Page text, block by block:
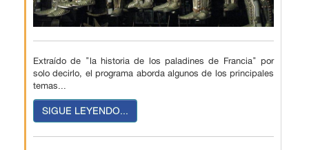
Extraído de "la historia de los paladines de Francia" por
solo decirlo, el programa aborda algunos de los principales
temas...
SIGUE LEYENDO...